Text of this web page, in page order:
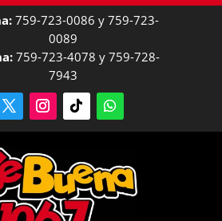
759-723-0086 y 759-723-
0089
759-723-4078 y 759-728-
7943